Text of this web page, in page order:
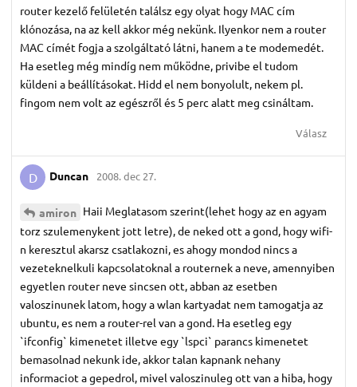
router kezelő felületén találsz egy olyat hogy MAC cím
klónozása, na az kell akkor még nekünk. Ilyenkor nem a router
MAC címét fogja a szolgáltató látni, hanem a te modemedét.
Ha esetleg még mindíg nem működne, privibe el tudom
küldeni a beállításokat. Hidd el nem bonyolult, nekem pl.
fingom nem volt az egészről és 5 perc alatt meg csináltam.
Válasz
D Duncan 2008. dec 27.
amiron Haii Meglatasom szerint(lehet hogy az en agyam
torz szulemenykent jott letre), de neked ott a gond, hogy wifi-
n keresztul akarsz csatlakozni, es ahogy mondod nincs a
vezeteknelkuli kapcsolatoknal a routernek a neve, amennyiben
egyetlen router neve sincsen ott, abban az esetben
valoszinunek latom, hogy a wlan kartyadat nem tamogatja az
ubuntu, es nem a router-rel van a gond. Ha esetleg egy
`ifconfig` kimenetet illetve egy `lspci` parancs kimenetet
bemasolnad nekunk ide, akkor talan kapnank nehany
informaciot a gepedrol, mivel valoszinuleg ott van a hiba, hogy